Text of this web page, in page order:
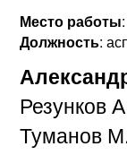
Место работы
Должность:
Резунков
Туманов